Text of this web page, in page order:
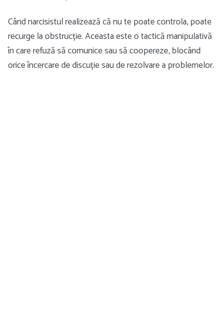
Când narcisistul realizează că nu te poate controla, poate
recurge la obstrucție. Aceasta este o tactică manipulativă
în care refuză să comunice sau să coopereze, blocând
orice încercare de discuție sau de rezolvare a problemelor.